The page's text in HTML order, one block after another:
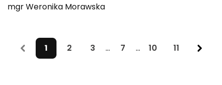
mgrWeronika Morawska
1 2 3 ... 7 ... 10 11